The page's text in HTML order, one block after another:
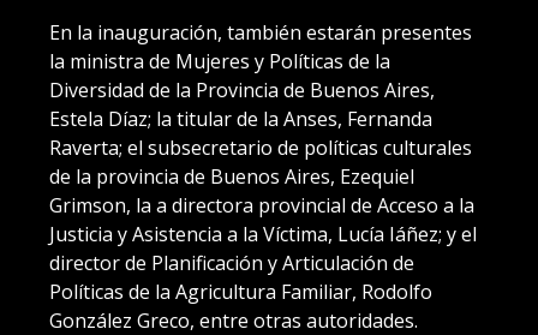
En la inauguración, también estarán presentes
la ministra de Mujeres y Políticas de la
Diversidad de la Provincia de Buenos Aires,
Estela Díaz; la titular de la Anses, Fernanda
Raverta; el subsecretario de políticas culturales
de la provincia de Buenos Aires, Ezequiel
Grimson, la a directora provincial de Acceso a la
Justicia y Asistencia a la Víctima, Lucía Iáñez; y el
director de Planificación y Articulación de
Políticas de la Agricultura Familiar, Rodolfo
González Greco, entre otras autoridades.